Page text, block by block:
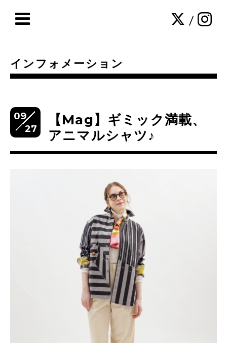
/
インフォメーション
09
27
【Mag】ギミック満載、
アニマルシャツ♪